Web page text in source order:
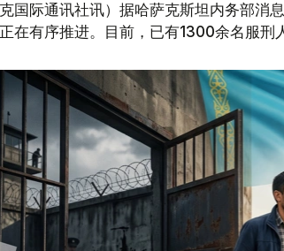
克国际通讯社讯）据哈萨克斯坦内务部
在有序推进。目前，已有1300余名服刑